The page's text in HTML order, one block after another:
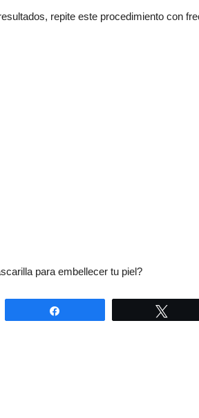
repite este procedimiento con
para embellecer tu piel?